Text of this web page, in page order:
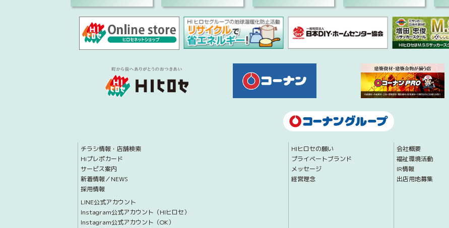
チラシ情報・店舗検索
Hiプレポカード
サービス案内
新着情報／NEWS
採用情報
LINE公式アカウント
Instagram公式アカウント（HIヒロセ）
Instagram公式アカウント（OK）
HIヒロセの願い
プライベートブランド
メッセージ
経営理念
会社概要
福祉環境活動
IR情報
出店用地募集